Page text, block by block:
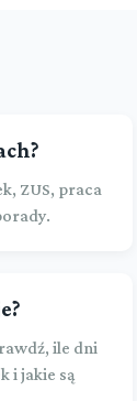
ZUS, praca
ile dni
i jakie są